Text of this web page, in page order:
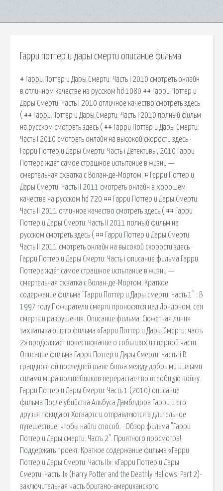
Гарри поттер и дары смерти описание фильма
# Гарри Поттер и Дары Смерти: Часть I 2010 смотреть онлайн
в отличном качестве на русском hd 1080 ## Гарри Поттер и
Дары Смерти: Часть I 2010 отличное качество смотреть здесь
( ## Гарри Поттер и Дары Смерти: Часть I 2010 полный фильм
на русском смотреть здесь ( ## Гарри Поттер и Дары Смерти:
Часть I 2010 смотреть онлайн на высокой скорости здесь ·
Гарри Поттер и Дары Смерти: Часть i Детективы, 2010 Гарри
Поттера ждёт самое страшное испытание в жизни —
смертельная схватка с Волан-де-Мортом. # Гарри Поттер и
Дары Смерти: Часть II 2011 смотреть онлайн в хорошем
качестве на русском hd 720 ## Гарри Поттер и Дары Смерти:
Часть II 2011 отличное качество смотреть здесь ( ## Гарри
Поттер и Дары Смерти: Часть II 2011 полный фильм на
русском смотреть здесь ( ## Гарри Поттер и Дары Смерти:
Часть II 2011 смотреть онлайн на высокой скорости здесь ·
Гарри Поттер и Дары Смерти: Часть i описание фильма Гарри
Поттера ждёт самое страшное испытание в жизни —
смертельная схватка с Волан-де-Мортом. Краткое
содержание фильма "Гарри Поттер и Дары смерти: Часть 1" : В
1997 году Пожиратели смерти проносятся над Лондоном, сея
смерть и разрушения. Описание фильма: Сюжетная линия
захватывающего фильма «Гарри Поттер и Дары Смерти: часть
2» продолжает повествование о событиях из первой части.
Описание фильма Гарри Поттер и Дары Смерти: Часть ii В
грандиозной последней главе битва между добрыми и злыми
силами мира волшебников перерастает во всеобщую войну.
Гарри Поттер и Дары Смерти: Часть 1 (2010) описание
фильма После убийства Альбуса Дамблдора Гарри и его
друзья покидают Хогвартс и отправляются в длительное
путешествие, чтобы найти способ. · Обзор фильма "Гарри
Поттер и Дары смерти. Часть 2". Приятного просмотра!
Поддержать проект. Краткое содержание фильма «Гарри
Поттер и Дары Смерти: Часть II»: «Гарри Поттер и Дары
Смерти: Часть II» (Harry Potter and the Deathly Hallows: Part 2)-
заключительная часть британо-американского